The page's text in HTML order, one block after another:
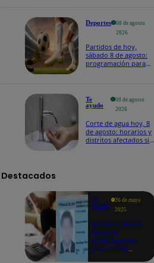
Deportes
08 de agosto
2026
Partidos de hoy,
sábado 8 de agosto:
programación para
Te
ayudo
08 de agosto
2026
Corte de agua hoy, 8
de agosto: horarios y
distritos afectados sin
Destacados
Te
ayudo
26 de mayo
2025
Revisa si tienes
deudas
consultando
con tu DNI: